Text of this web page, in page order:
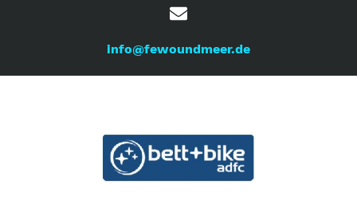
info@fewoundmeer.de